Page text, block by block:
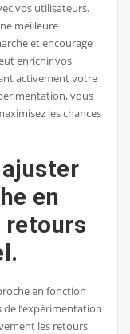
vos utilisateurs.
meilleure
et encourage
enrichir vos
activement votre
vous
les chances
en
en fonction
l’expérimentation
les retours